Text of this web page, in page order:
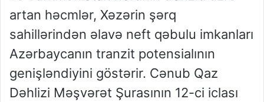
artan həcmlər, Xəzərin şərq
sahillərindən əlavə neft qəbulu imkanları
Azərbaycanın tranzit potensialının
genişləndiyini göstərir. Cənub Qaz
Dəhlizi Məşvərət Şurasının 12-ci iclası